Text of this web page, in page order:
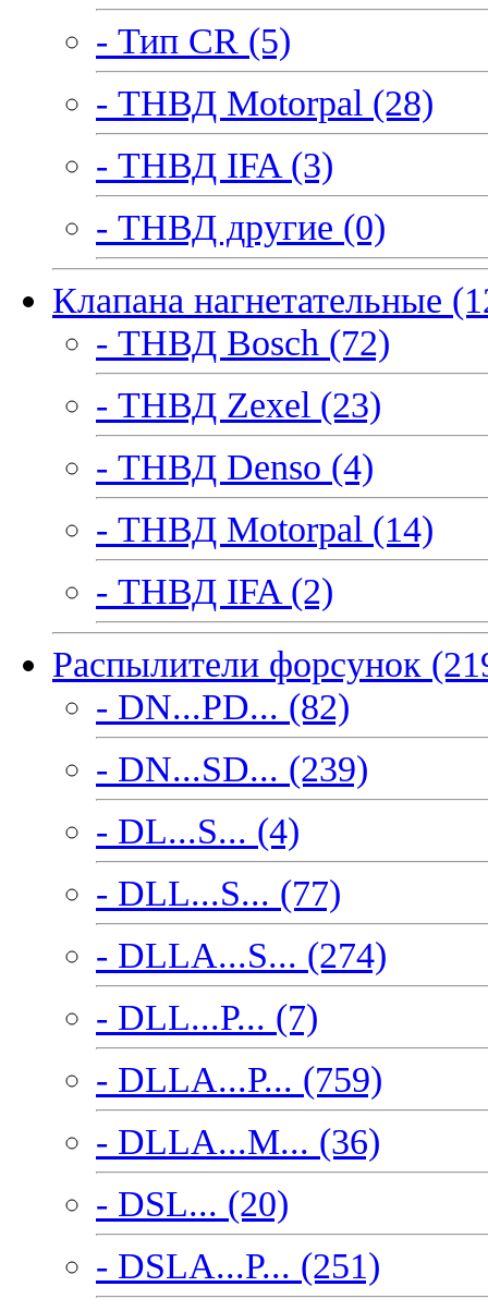
- Тип CR (5)
- ТНВД Motorpal (28)
- ТНВД IFA (3)
- ТНВД другие (0)
Клапана нагнетательные
- ТНВД Bosch (72)
- ТНВД Zexel (23)
- ТНВД Denso (4)
- ТНВД Motorpal (14)
- ТНВД IFA (2)
Распылители форсунок
- DN...PD... (82)
- DN...SD... (239)
- DL...S... (4)
- DLL...S... (77)
- DLLA...S... (274)
- DLL...P... (7)
- DLLA...P... (759)
- DLLA...M... (36)
- DSL... (20)
- DSLA...P... (251)